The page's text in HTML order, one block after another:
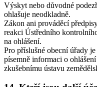
Výskyt nebo důvodné
ohlašuje neodkladně.
Zákon ani prováděcí
reakci Ústředního
na ohlášení.
Pro příslušné obecní úřady
písemně informaci o
zkušebnímu ústavu